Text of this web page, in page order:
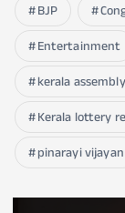
BJP
Entertainment
kerala
Kerala lottery
pinarayi vijayan